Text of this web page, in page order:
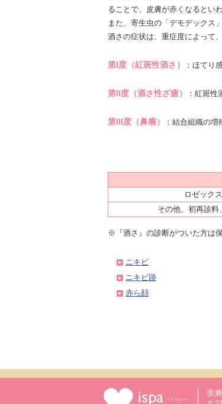
ることで、皮膚が赤くなるとい
また、寄生虫の「デモデックス
酒さの症状は、重症度によって
第I度（紅斑性酒さ） ：ほてり
第II度（酒さ性ざ瘡） ：紅斑
第III度（鼻瘤） ：結合組織の
ロゼック
その他、初再診料
※『酒さ』の診断がついた方は
ニキビ
ニキビ跡
赤ら顔
医